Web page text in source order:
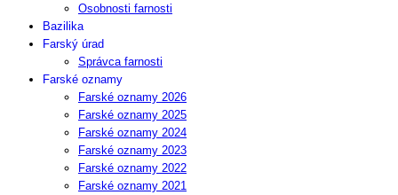
Osobnosti farnosti
Bazilika
Farský úrad
Správca farnosti
Farské oznamy
Farské oznamy 2026
Farské oznamy 2025
Farské oznamy 2024
Farské oznamy 2023
Farské oznamy 2022
Farské oznamy 2021